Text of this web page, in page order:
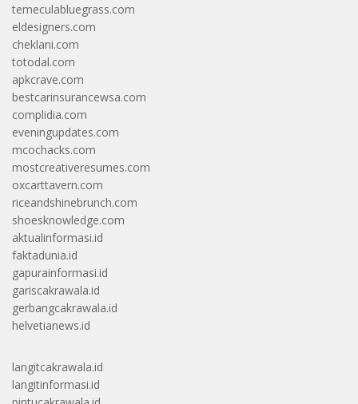
temeculabluegrass.com
eldesigners.com
cheklani.com
totodal.com
apkcrave.com
bestcarinsurancewsa.com
complidia.com
eveningupdates.com
mcochacks.com
mostcreativeresumes.com
oxcarttavern.com
riceandshinebrunch.com
shoesknowledge.com
aktualinformasi.id
faktadunia.id
gapurainformasi.id
gariscakrawala.id
gerbangcakrawala.id
helvetianews.id
langitcakrawala.id
langitinformasi.id